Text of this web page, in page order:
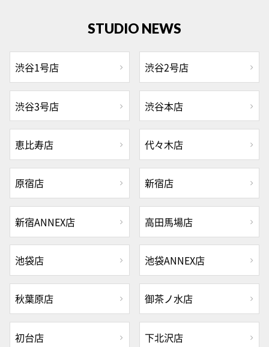
STUDIO NEWS
渋谷1号店 渋谷2号店
渋谷3号店 渋谷本店
恵比寿店 代々木店
原宿店 新宿店
新宿ANNEX店 高田馬場店
池袋店 池袋ANNEX店
秋葉原店 御茶ノ水店
初台店 下北沢店